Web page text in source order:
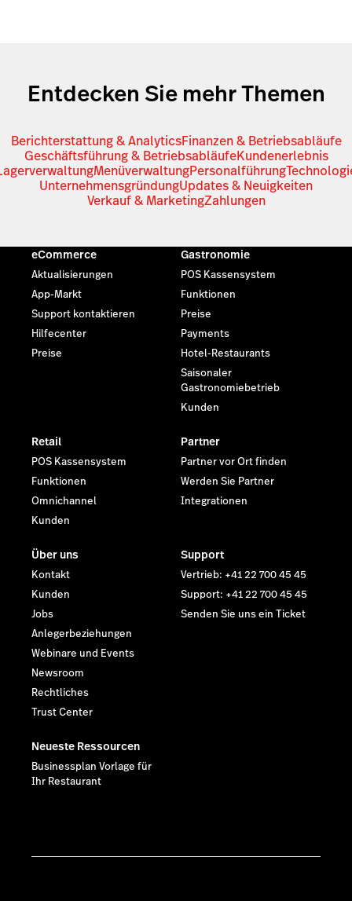
Entdecken Sie mehr Themen
Berichterstattung & AnalyticsFinanzen & Betriebsabläufe
Geschäftsführung & BetriebsabläufeKundenerlebnis
MenüverwaltungPersonalführung
UnternehmensgründungUpdates & Neuigkeiten
Verkauf & MarketingZahlungen
eCommerce
Aktualisierungen
App-Markt
Support kontaktieren
Hilfecenter
Preise
Gastronomie
POS Kassensystem
Funktionen
Preise
Payments
Hotel-Restaurants
Saisonaler
Gastronomiebetrieb
Kunden
Retail
POS Kassensystem
Funktionen
Omnichannel
Kunden
Partner
Partner vor Ort finden
Werden Sie Partner
Integrationen
Über uns
Kontakt
Kunden
Jobs
Anlegerbeziehungen
Webinare und Events
Newsroom
Rechtliches
Trust Center
Support
Vertrieb: +41 22 700 45 45
Support: +41 22 700 45 45
Senden Sie uns ein Ticket
Neueste Ressourcen
Businessplan Vorlage für
Ihr Restaurant